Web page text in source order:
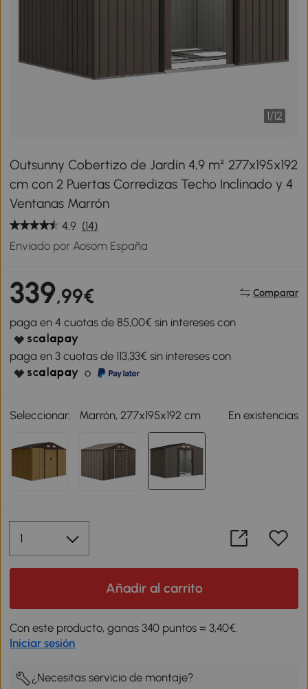
1/12
Outsunny Cobertizo de Jardín 4,9 m² 277x195x192
cm con 2 Puertas Corredizas Techo Inclinado y 4
Ventanas Marrón
4.9 (14)
Enviado por Aosom España
339,99€ Comparar
paga en 4 cuotas de 85,00€ sin intereses con
paga en 3 cuotas de 113,33€ sin intereses con
o
Seleccionar: Marrón, 277x195x192 cm En existencias
Añadir al carrito
Con este producto, ganas 340 puntos = 3,40€.
Iniciar sesión
¿Necesitas servicio de montaje?